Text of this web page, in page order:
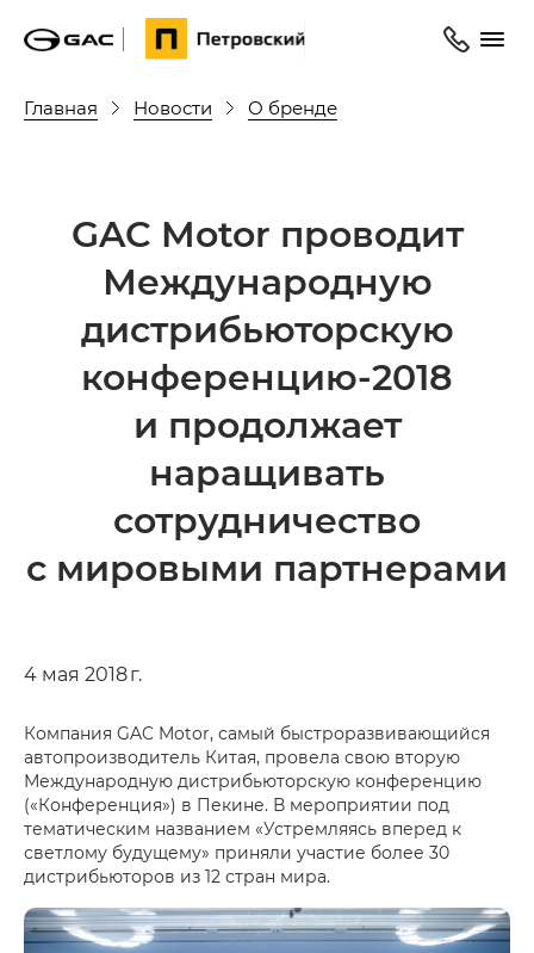
Главная Новости О бренде
GAC Motor проводит
Международную
дистрибьюторскую
конференцию-2018
и продолжает
наращивать
сотрудничество
с мировыми партнерами
4 мая 2018 г.
Компания GAC Motor, самый быстроразвивающийся
автопроизводитель Китая, провела свою вторую
Международную дистрибьюторскую конференцию
(«Конференция») в Пекине. В мероприятии под
тематическим названием «Устремляясь вперед к
светлому будущему» приняли участие более 30
дистрибьюторов из 12 стран мира.